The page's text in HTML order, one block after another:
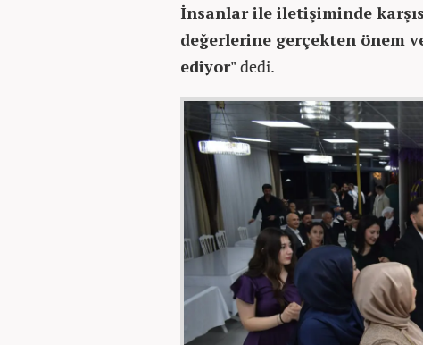
İnsanlar ile iletişiminde
değerlerine gerçekten önem
ediyor"dedi.